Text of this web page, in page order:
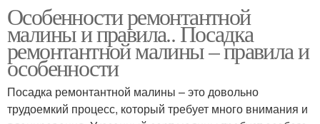
Особенности ремонтантной
малины и правила.. Посадка
ремонтантной малины – правила и
особенности
Посадка ремонтантной малины – это довольно
трудоемкий процесс, который требует много внимания и